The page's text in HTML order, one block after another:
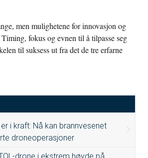
men mulighetene for innovasjon og
fokus og evnen til å tilpasse seg
til suksess ut fra det de tre erfarne
i kraft: Nå kan brannvesenet
droneoperasjoner